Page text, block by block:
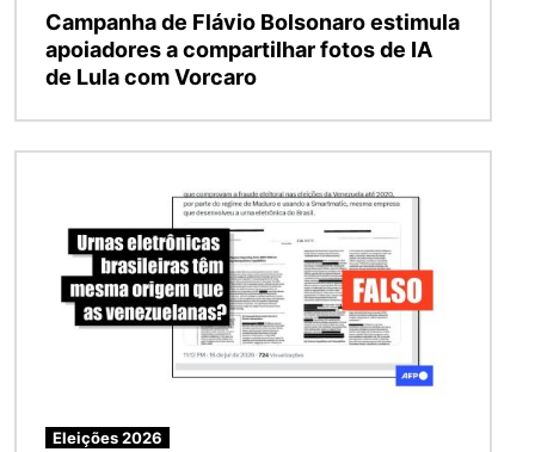
Campanha de Flávio Bolsonaro estimula
apoiadores a compartilhar fotos de IA
de Lula com Vorcaro
Eleições 2026